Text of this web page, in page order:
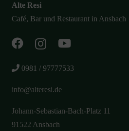
Alte Resi
Café, Bar und Restaurant in Ansbach
0981 / 97777533
info@alteresi.de
Johann-Sebastian-Bach-Platz 11
91522 Ansbach